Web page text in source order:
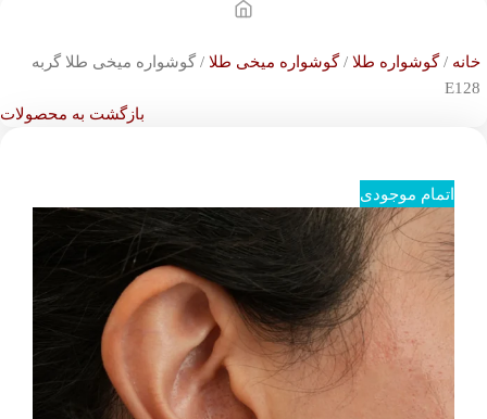
خانه گوشواره طلا گوشواره میخی طلا
گوشواره میخی طلا گربه
E128
بازگشت به محصولات
اتمام موجودی